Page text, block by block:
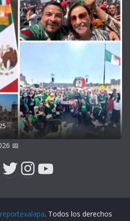
📅
Twitter
Instagram
YouTube
. Todos los derechos